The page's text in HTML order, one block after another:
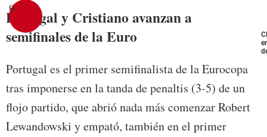
9
Portugal y Cristiano avanzan a
semifinales de la Euro
Portugal es el primer semifinalista de la Eurocopa
tras imponerse en la tanda de penaltis (3-5) de un
flojo partido, que abrió nada más comenzar Robert
Lewandowski y empató, también en el primer